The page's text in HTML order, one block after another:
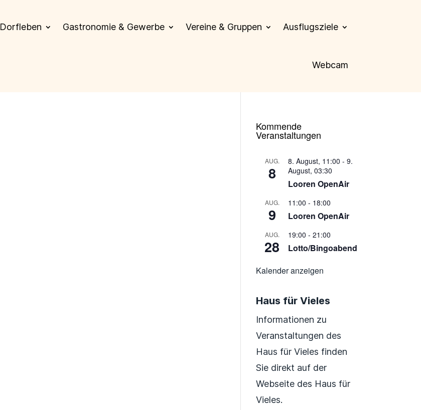
Dorfleben Gastronomie & Gewerbe Vereine & Gruppen Ausflugsziele
Webcam
Kommende
Veranstaltungen
AUG.
8
8. August, 11:00 -9.
August, 03:30
Looren OpenAir
AUG.
9
11:00 - 18:00
Looren OpenAir
AUG.
28
19:00 -21:00
Lotto/Bingoabend
Kalender anzeigen
Haus für Vieles
Informationen zu
Veranstaltungen des
Haus für Vieles finden
Sie direkt auf der
Webseite des Haus für
Vieles.